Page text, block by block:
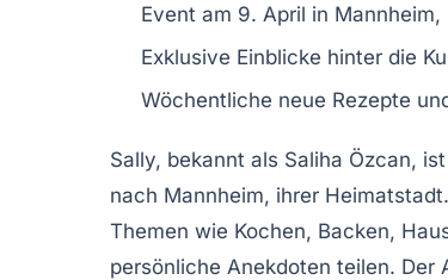
Event am 9. April in Mannheim,
Exklusive Einblicke hinter die
Wöchentliche neue Rezepte
Sally, bekannt als Saliha Özcan,
nach Mannheim, ihrer
Themen wie Kochen, Backen,
persönliche Anekdoten teilen.